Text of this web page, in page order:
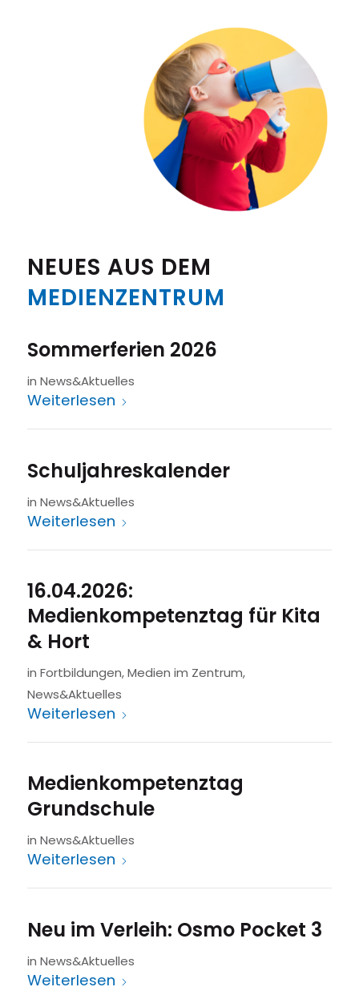
NEUES AUS DEM
MEDIENZENTRUM
Sommerferien 2026
in News&Aktuelles
Weiterlesen
Schuljahreskalender
in News&Aktuelles
Weiterlesen
16.04.2026:
Medienkompetenztag für Kita
& Hort
in Fortbildungen,Medien im Zentrum,
News&Aktuelles
Weiterlesen
Medienkompetenztag
Grundschule
in News&Aktuelles
Weiterlesen
Neu im Verleih: Osmo Pocket 3
in News&Aktuelles
Weiterlesen